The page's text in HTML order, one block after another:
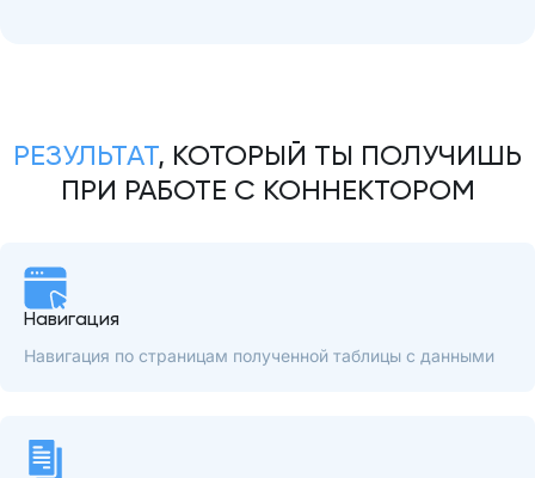
РЕЗУЛЬТАТ, КОТОРЫЙ ТЫ ПОЛУЧИШЬ
ПРИ РАБОТЕ С КОННЕКТОРОМ
Навигация
Навигация по страницам полученной таблицы с данными